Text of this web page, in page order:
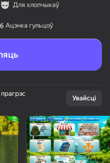
прыладу
ў гарызантальнай
Для хлопчыкаў
Ацэнка гульцоў
Увайсці